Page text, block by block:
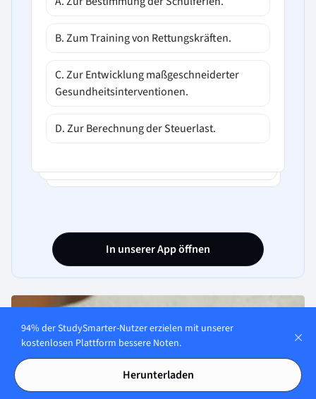
B. Zum Training von Rettungskräften.
C. Zur Entwicklung maßgeschneiderter
Gesundheitsinterventionen.
D. Zur Berechnung der Steuerlast.
In unserer App öffnen
94% der StudySmarter-Nutzer erzielen mit unserer
kostenlosen Plattform bessere Noten.
Herunterladen